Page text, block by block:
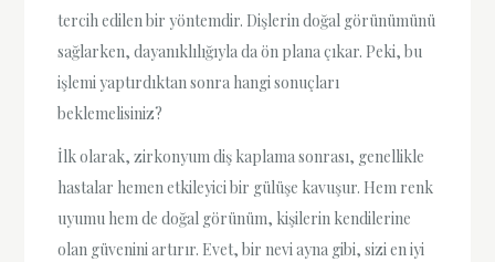
tercih edilen bir yöntemdir. Dişlerin doğal görünümünü
sağlarken, dayanıklılığıyla da ön plana çıkar. Peki, bu
işlemi yaptırdıktan sonra hangi sonuçları
beklemelisiniz?
İlk olarak, zirkonyum diş kaplama sonrası, genellikle
hastalar hemen etkileyici bir gülüşe kavuşur. Hem renk
uyumu hem de doğal görünüm, kişilerin kendilerine
olan güvenini artırır. Evet, bir nevi ayna gibi, sizi en iyi